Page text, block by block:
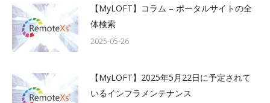
【MyLOFT】コラム – ポータルサイトの全
体検索
2025-05-26
【MyLOFT】2025年5月22日に予定されて
いるインフラメンテナンス